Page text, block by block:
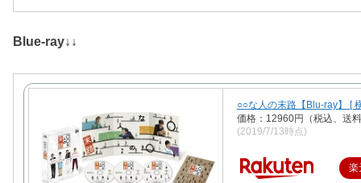
Blue-ray↓↓
○○な人の末路【Blu-ray】 [
価格：12960円（税込、送
(2019/7/13時点)
楽